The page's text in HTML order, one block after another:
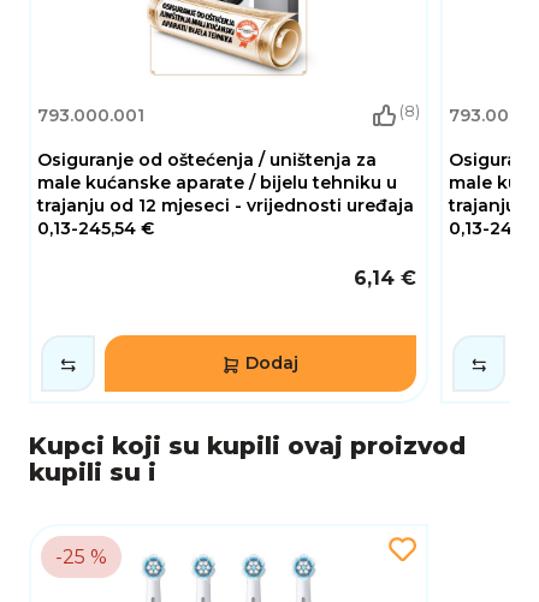
preblago ili s adekvatnom količinom pritiska
Sadržaj: 2 drške iO3, 2 glave zubne četkice, 1
793.000.001 (8)
Osiguranje od oštećenja / uništenja za
male kućanske aparate / bijelu tehniku u
trajanju od 12 mjeseci - vrijednosti uređaja
0,13-245,54 €
6,14 €
Dodaj
male
trajanju
0,13-
Kupci koji su kupili ovaj proizvod
kupili su i
-25 %